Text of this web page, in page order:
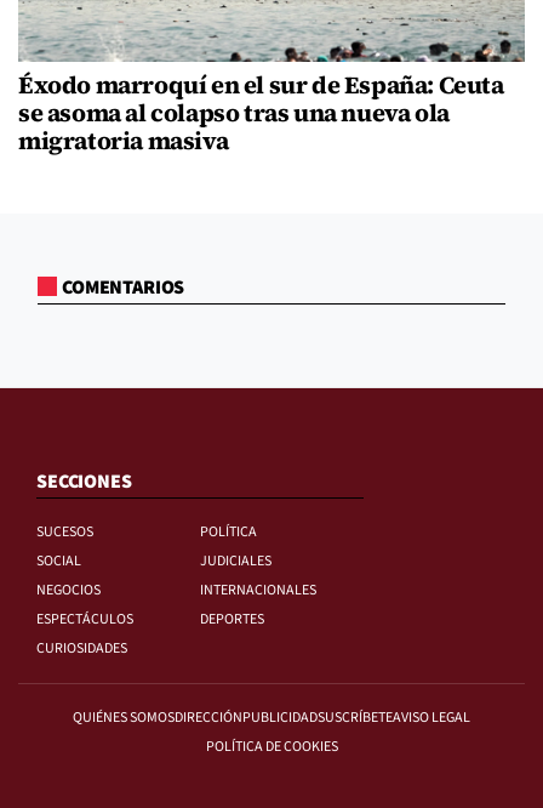
Éxodo marroquí en el sur de España: Ceuta
se asoma al colapso tras una nueva ola
migratoria masiva
COMENTARIOS
SECCIONES
SUCESOS
POLÍTICA
SOCIAL
JUDICIALES
NEGOCIOS
INTERNACIONALES
ESPECTÁCULOS
DEPORTES
CURIOSIDADES
QUIÉNES SOMOSDIRECCIÓNPUBLICIDADSUSCRÍBETEAVISO LEGAL
POLÍTICA DE COOKIES